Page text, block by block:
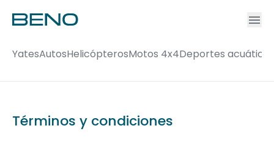
YatesAutosHelicópterosMotos 4x4Deportes acuáticos
Términos y condiciones